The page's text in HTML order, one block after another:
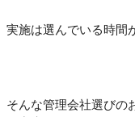
実施は選んでいる時間
そんな管理会社選びの